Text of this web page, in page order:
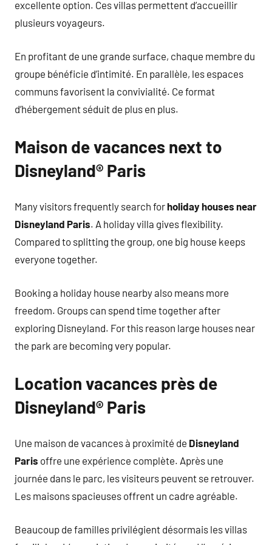
excellente option. Ces villas permettent d’accueillir
plusieurs voyageurs.
En profitant de une grande surface, chaque membre du
groupe bénéficie d’intimité. En parallèle, les espaces
communs favorisent la convivialité. Ce format
d’hébergement séduit de plus en plus.
Maison de vacances next to
Disneyland® Paris
Many visitors frequently search forholiday houses near
Disneyland Paris. A holiday villa gives flexibility.
Compared to splitting the group, one big house keeps
everyone together.
Booking a holiday house nearby also means more
freedom. Groups can spend time together after
exploring Disneyland. For this reason large houses near
the park are becoming very popular.
Location vacances près de
Disneyland® Paris
Une maison de vacances à proximité de Disneyland
Paris offre une expérience complète. Après une
journée dans le parc, les visiteurs peuvent se retrouver.
Les maisons spacieuses offrent un cadre agréable.
Beaucoup de familles privilégient désormais les villas